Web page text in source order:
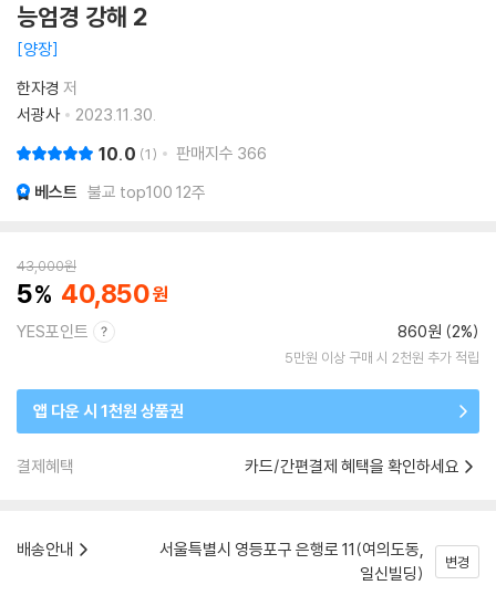
능엄경 강해 2
양장
한자경 저
서광사
2023.11.30.
10.0 1 판매지수 366
베스트 불교 top100 12주
43,000원
5 40,850
YES포인트 860원 (2%)
5만원 이상 구매 시 2천원 추가 적립
앱 다운 시 1천원 상품권
결제혜택 카드/간편결제 혜택을 확인하세요
배송안내
서울특별시 영등포구 은행로 11(여의도동,
일신빌딩)
변경